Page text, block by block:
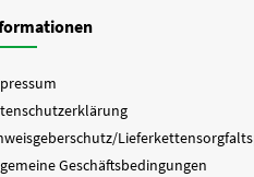
Geschäftsbedingungen